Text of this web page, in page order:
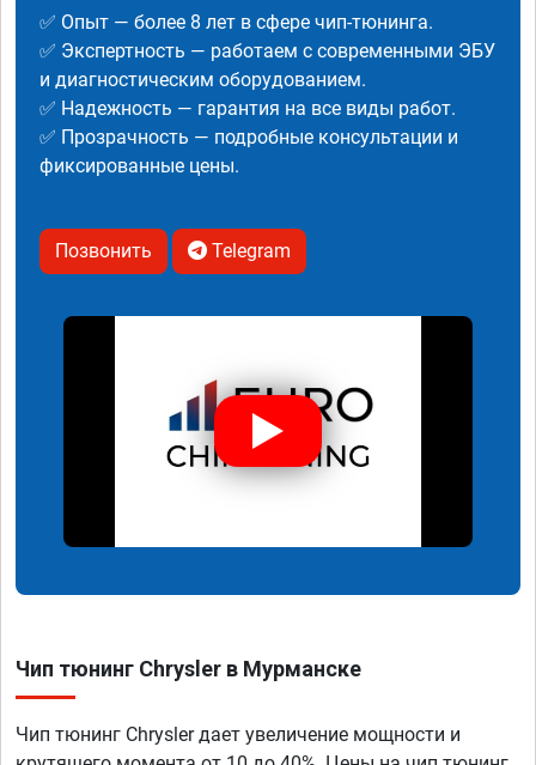
✅ Опыт — более 8 лет в сфере чип-тюнинга.
✅ Экспертность — работаем с современными ЭБУ
и диагностическим оборудованием.
✅ Надежность — гарантия на все виды работ.
✅ Прозрачность — подробные консультации и
фиксированные цены.
Позвонить Telegram
Чип тюнинг Chrysler в Мурманске
Чип тюнинг Chrysler дает увеличение мощности и